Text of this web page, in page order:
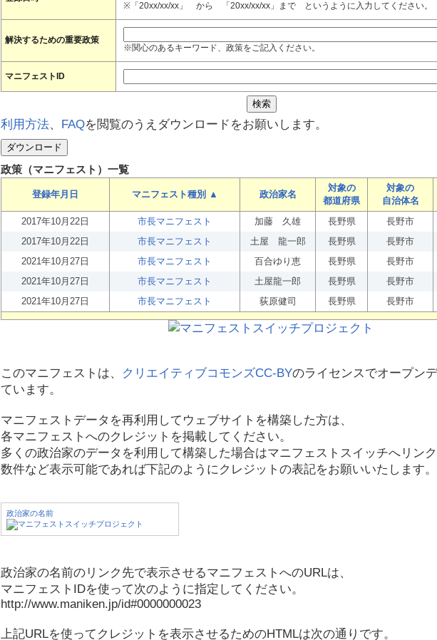
※「20xx/xx/xx」 から 「20xx/xx/xx」まで というように入力してください。
解決するための重要政策
※関心のあるキーワード、政策をご記入ください。
マニフェストID
利用方法、 FAQを閲覧のうえダウンロードをお願いします。
政策（マニフェスト）一覧
登録年月日 マニフェスト種別 ▲ 政治家名
対象の
都道府県
対象の
自治体名
2017年10月22日
市長マニフェスト 加藤 久雄 長野県 長野市
2017年10月22日
市長マニフェスト 土屋 龍一郎 長野県 長野市
2021年10月27日
市長マニフェスト 百合ゆり恵 長野県 長野市
2021年10月27日
市長マニフェスト 土屋龍一郎 長野県 長野市
2021年10月27日
市長マニフェスト 荻原健司 長野県 長野市
このマニフェストは、 クリエイティブコモンズCC-BYのライセンスでオープン
ています。
マニフェストデータを再利用してウェブサイトを構築した方は、
各マニフェストへのクレジットを掲載してください。
多くの政治家のデータを利用して構築した場合はマニフェストスイッチへリンク
数件など表示可能であれば下記のようにクレジットの表記をお願いいたします。
政治家の名前
政治家の名前のリンク先で表示させるマニフェストへのURLは、
マニフェストIDを使って次のように指定してください。
http://www.maniken.jp/id#0000000023
上記URLを使ってクレジットを表示させるためのHTMLは次の通りです。